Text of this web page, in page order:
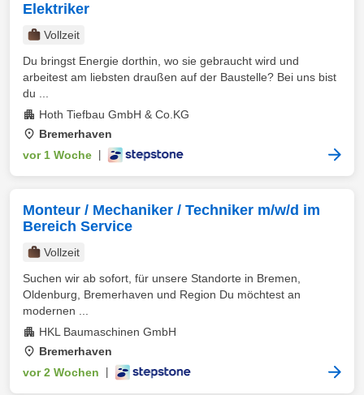
Elektriker
Vollzeit
Du bringst Energie dorthin, wo sie gebraucht wird und
arbeitest am liebsten draußen auf der Baustelle? Bei uns bist
du ...
Hoth Tiefbau GmbH & Co.KG
Bremerhaven
vor 1 Woche
Monteur / Mechaniker / Techniker m/w/d im
Bereich Service
Vollzeit
Suchen wir ab sofort, für unsere Standorte in Bremen,
Oldenburg, Bremerhaven und Region Du möchtest an
modernen ...
HKL Baumaschinen GmbH
Bremerhaven
vor 2 Wochen